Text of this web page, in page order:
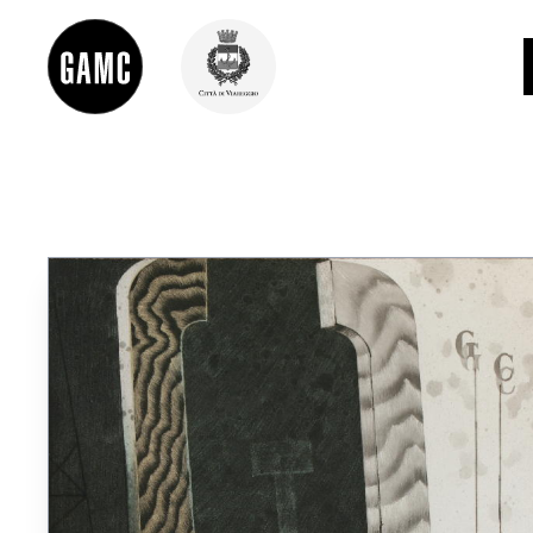
DIDATTICA
SHOP
LE COLLEZIONI
GLI AUTORI
LORENZO VIANI
MOSTRE
EVENTI
PALAZZO DELLE MUSE